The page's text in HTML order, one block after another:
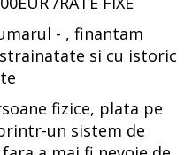
- , finantam
si cu istoric
fizice, plata pe
un sistem de